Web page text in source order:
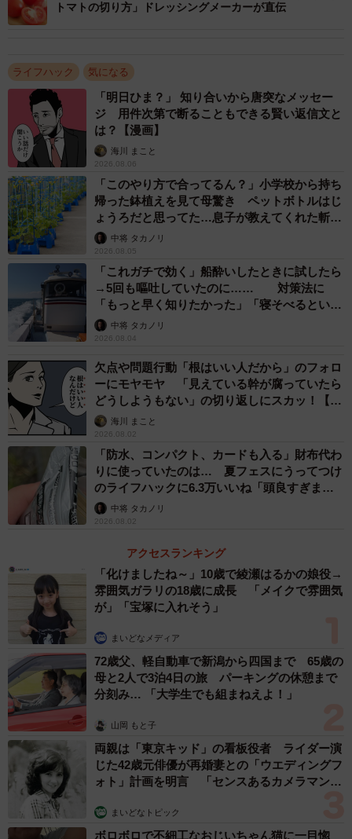
ーンショット）
この皮に包丁の刃を当てる様子に、投稿を見た方から質問
コメントが殺到。
「包丁でなぞるのはなんでなんですか？」
「クルクルする作業はなんのためですか？八百屋で買って
きた普通のスイカを家で食べるときもクルクルした方がい
いですか？」
「カットする前の皮を包丁で傷入れてるのはなんで？」
はらちゃんさんによると、この作業をする理由は、「新鮮
で完熟しているスイカに普通に包丁入れるとバキバキにひ
び割れてしまうのでそれを予防するため」とのこと。
このスイカの糖度は12度、皮際は11度で、少し日を置けば
さらに甘さが乗るかなというところだったとか。ここから
数日置きに出荷していくというはらちゃんさんに詳しくお
話を聞いてみました。
新鮮なスイカでぜひ試してみて
――この方法はどのように知ったのでしょうか？
収穫後にカットするとき、バキバキにひび割れて困ったの
で調べたところ、「包丁を入れるといい」と料理人の方が
されている動画を発見しました。それからはこの方法でや
ってます。
――この作業のコツがあれば教えてください。
深さは浅く1mmほどのイメージです。なぞるだけでも効果
はあると思います。コツはあまり深く入れすぎず、包丁を
固定してスイカをくるくる回すイメージです。
トマトの切り方」ドレッシングメーカーが直伝
ライフハック 気になる
「明日ひま？」 知り合いから唐突なメッセー
ジ 用件次第で断ることもできる賢い返信文と
は？【漫画】
海川 まこと
2026.08.06
「このやり方で合ってるん？」小学校から持ち
帰った鉢植えを見て母驚き ペットボトルはじ
ょうろだと思ってた…息子が教えてくれた斬新
な水やりとは
中将 タカノリ
2026.08.05
「これガチで効く」船酔いしたときに試したら
→5回も嘔吐していたのに…… 対策法に
「もっと早く知りたかった」「寝そべるといい
らしい」
中将 タカノリ
2026.08.04
欠点や問題行動「根はいい人だから」のフォロ
ーにモヤモヤ 「見えている幹が腐っていたら
どうしようもない」の切り返しにスカッ！【漫
画】海川 まこと
2026.08.02
「防水、コンパクト、カードも入る」財布代わ
りに使っていたのは… 夏フェスにうってつけ
のライフハックに6.3万いいね「頭良すぎま
す」中将 タカノリ
2026.08.02
アクセスランキング
「化けましたね～」10歳で綾瀬はるかの娘役→
雰囲気ガラリの18歳に成長 「メイクで雰囲気
が」「宝塚に入れそう」
まいどなメディア
72歳父、軽自動車で新潟から四国まで 65歳の
母と2人で3泊4日の旅 パーキングの休憩まで
分刻み… 「大学生でも組まねえよ！」
山岡 もと子
両親は「東京キッド」の看板役者 ライダー演
じた42歳元俳優が再婚妻との「ウエディングフ
ォト」計画を明言 「センスあるカメラマン求
まいどなトピック
ボロボロで不細工なおじいちゃん猫に一目惚